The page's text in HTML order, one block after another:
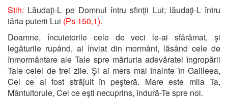
Stih: Lăudaţi-L pe Domnul întru sfinţii Lui; lăudaţi-L întru
tăria puterii Lui (Ps 150,1).
Doamne, încuietorile cele de veci le-ai sfărâmat, şi
legăturile rupând, ai înviat din mormânt, lăsând cele de
înmormântare ale Tale spre mărturia adevăratei îngropării
Tale celei de trei zile. Şi ai mers mai înainte în Galileea,
Cel ce ai fost străjuit în peşteră. Mare este mila Ta,
Mântuitorule, Cel ce eşti necuprins, îndură-Te spre noi.